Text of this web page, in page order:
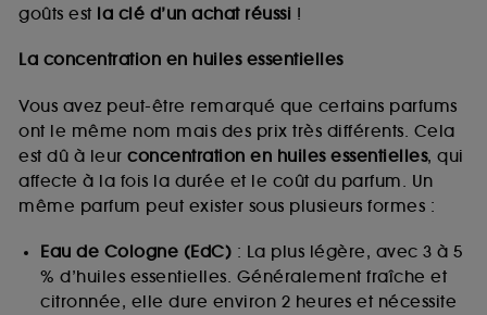
goûts est la clé d’un achat réussi !
La concentration en huiles essentielles
Vous avez peut-être remarqué que certains parfums
ont le même nom mais des prix très différents. Cela
est dû à leur concentration en huiles essentielles, qui
affecte à la fois la durée et le coût du parfum. Un
même parfum peut exister sous plusieurs formes :
Eau de Cologne (EdC) : La plus légère, avec 3 à 5
% d’huiles essentielles. Généralement fraîche et
citronnée, elle dure environ 2 heures et nécessite